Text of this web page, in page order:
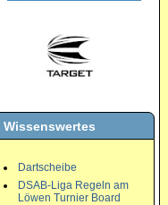
Wissenswertes
Dartscheibe
DSAB-Liga Regeln am
Löwen Turnier Board